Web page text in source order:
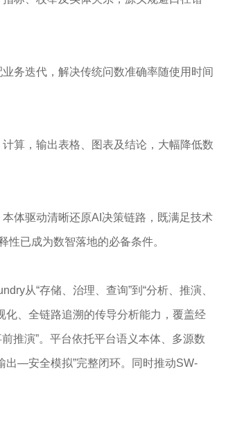
务迭代，解决传统问数准确率随使用时间
算，输出表格、图表及结论，大幅降低数
体驱动清晰还原AI决策链路，既满足技术
已成为数智落地的必备条件。
从“存储、治理、查询”到“分析、推演、
化、全链路追溯的传导分析能力，覆盖经
推演”。平台依托平台语义本体、多源数
—安全模拟”完整闭环。同时推动SW-